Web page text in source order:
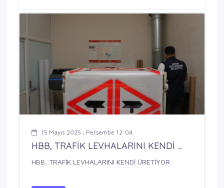
15 Mayıs 2025 , Perşembe 12:04
HBB, TRAFİK LEVHALARINI KENDİ ...
HBB, TRAFİK LEVHALARINI KENDİ ÜRETİYOR